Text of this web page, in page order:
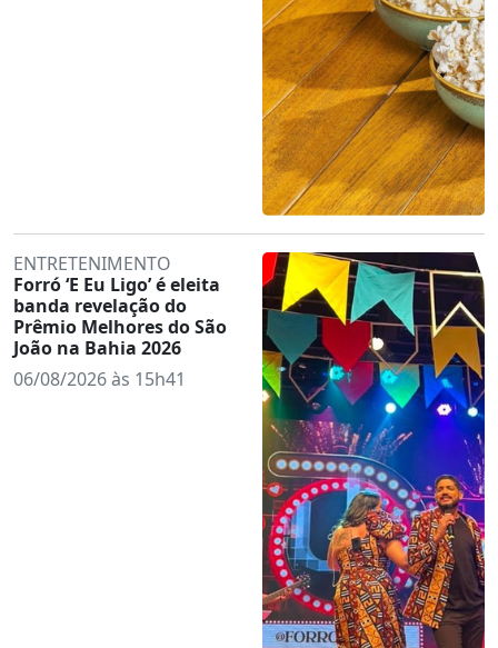
ENTRETENIMENTO
Forró ‘E Eu Ligo’ é eleita
banda revelação do
Prêmio Melhores do São
João na Bahia 2026
06/08/2026 às 15h41